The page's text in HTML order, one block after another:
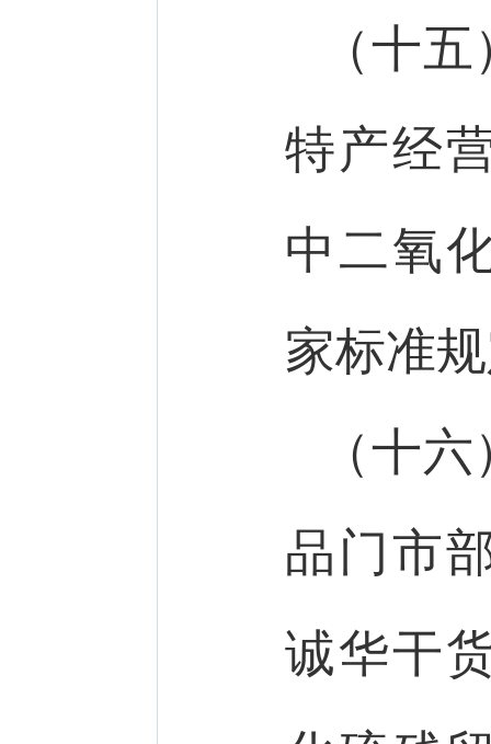
（十
特产经
中二氧
家标准
（十
品门市
诚华干